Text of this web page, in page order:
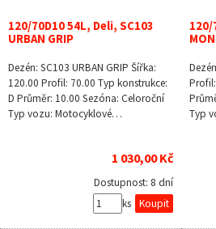
120/70D10 54L, Deli, SC103
URBAN GRIP
Dezén: SC103 URBAN GRIP Šířka:
120.00 Profil: 70.00 Typ konstrukce:
D Průměr: 10.00 Sezóna: Celoroční
Typ vozu: Motocyklové…
1 030,00 Kč
Dostupnost: 8 dní
ks
120/
Typ